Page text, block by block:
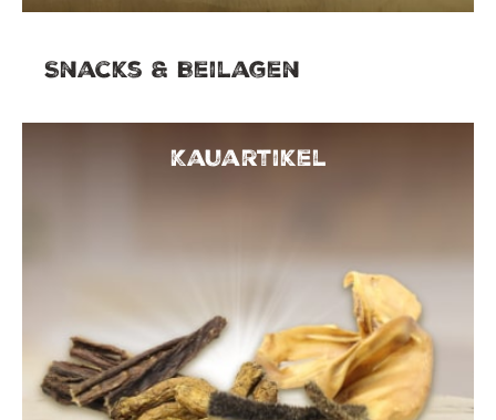
Snacks & Beilagen
Kauartikel